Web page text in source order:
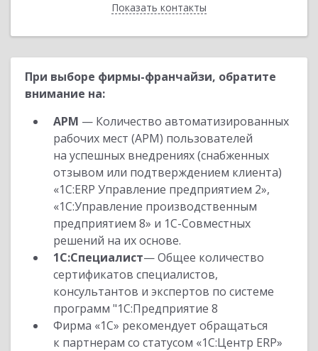
Показать контакты
Назад
При выборе фирмы-франчайзи, обратите
внимание на:
АРМ — Количество автоматизированных
рабочих мест (АРМ) пользователей
на успешных внедрениях (снабженных
отзывом или подтверждением клиента)
«1С:ERP Управление предприятием 2»,
«1С:Управление производственным
предприятием 8» и 1С-Совместных
решений на их основе.
1С:Специалист— Общее количество
сертификатов специалистов,
консультантов и экспертов по системе
программ "1С:Предприятие 8
Фирма «1С» рекомендует обращаться
к партнерам со статусом «1С:Центр ERP»